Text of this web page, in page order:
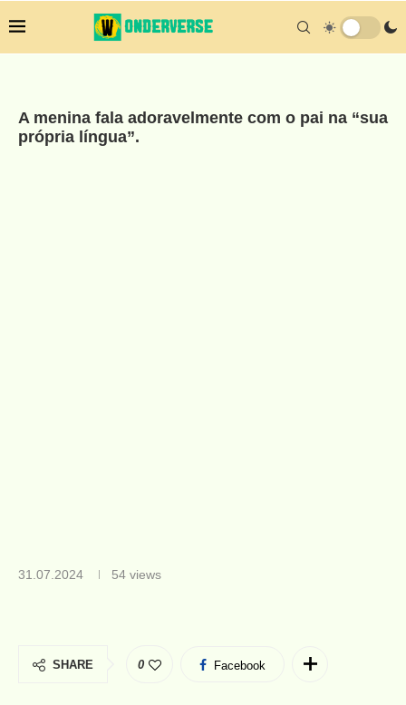
A menina fala adoravelmente com o pai na “sua
própria língua”.
31.07.2024 54 views
SHARE 0 Facebook